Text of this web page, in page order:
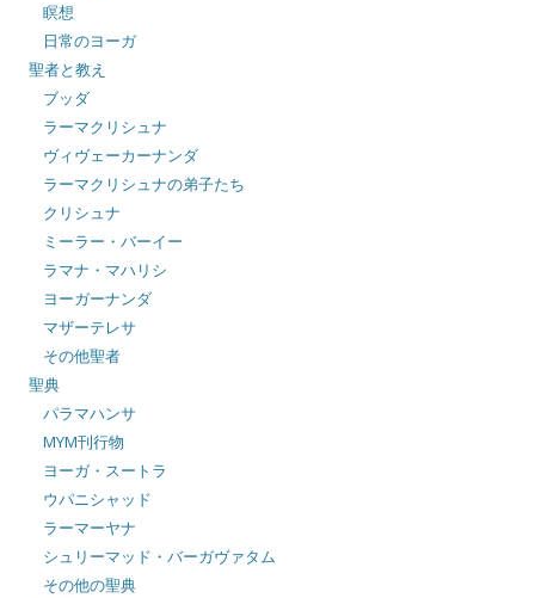
瞑想
日常のヨーガ
聖者と教え
ブッダ
ラーマクリシュナ
ヴィヴェーカーナンダ
ラーマクリシュナの弟子たち
クリシュナ
ミーラー・バーイー
ラマナ・マハリシ
ヨーガーナンダ
マザーテレサ
その他聖者
聖典
パラマハンサ
MYM刊行物
ヨーガ・スートラ
ウパニシャッド
ラーマーヤナ
シュリーマッド・バーガヴァタム
その他の聖典